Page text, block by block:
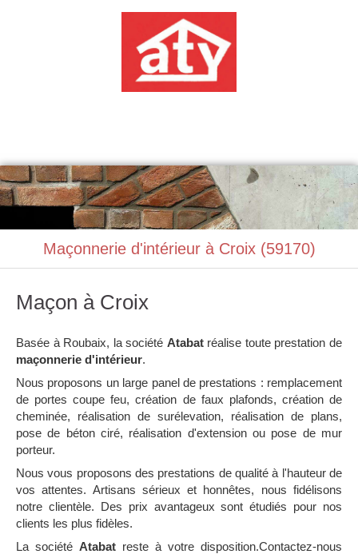
Maçonnerie d'intérieur à Croix (59170)
Maçon à Croix
Basée à Roubaix, la société Atabatréalise toute prestation de
maçonnerie d'intérieur.
Nous proposons un large panel de prestations : remplacement
de portes coupe feu, création de faux plafonds, création de
cheminée, réalisation de surélevation, réalisation de plans,
pose de béton ciré, réalisation d'extension ou pose de mur
porteur.
Nous vous proposons des prestations de qualité à l'hauteur de
vos attentes. Artisans sérieux et honnêtes, nous fidélisons
notre clientèle. Des prix avantageux sont étudiés pour nos
clients les plus fidèles.
La société Atabat reste à votre disposition.Contactez-nous